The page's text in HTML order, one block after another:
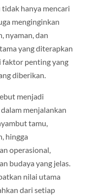
tidak hanya mencari
menginginkan
nyaman, dan
yang diterapkan
faktor penting yang
diberikan.
menjadi
menjalankan
tamu,
hingga
operasional,
budaya yang jelas.
nilai utama
dari setiap